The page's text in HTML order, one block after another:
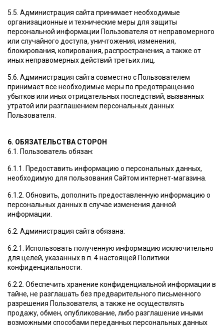
5.5. Администрация сайта принимает необходимые
организационные и технические меры для защиты
персональной информации Пользователя от неправомерного
или случайного доступа, уничтожения, изменения,
блокирования, копирования, распространения, а также от
иных неправомерных действий третьих лиц.
5.6. Администрация сайта совместно с Пользователем
принимает все необходимые меры по предотвращению
убытков или иных отрицательных последствий, вызванных
утратой или разглашением персональных данных
Пользователя.
6. ОБЯЗАТЕЛЬСТВА СТОРОН
6.1. Пользователь обязан:
6.1.1. Предоставить информацию о персональных данных,
необходимую для пользования Сайтом интернет-магазина.
6.1.2. Обновить, дополнить предоставленную информацию о
персональных данных в случае изменения данной
информации.
6.2. Администрация сайта обязана:
6.2.1. Использовать полученную информацию исключительно
для целей, указанных в п. 4 настоящей Политики
конфиденциальности.
6.2.2. Обеспечить хранение конфиденциальной информации в
тайне, не разглашать без предварительного письменного
разрешения Пользователя, а также не осуществлять
продажу, обмен, опубликование, либо разглашение иными
возможными способами переданных персональных данных